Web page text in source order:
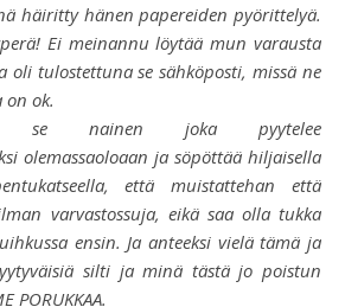
häiritty hänen papereiden pyörittelyä.
Ei meinannu löytää mun varausta
oli tulostettuna se sähköposti, missä ne
on ok.
nainen joka pyytelee
olemassaoloaan ja söpöttää hiljaisella
että muistattehan että
varvastossuja, eikä saa olla tukka
ensin. Ja anteeksi vielä tämä ja
silti ja minä tästä jo poistun
PORUKKAA.